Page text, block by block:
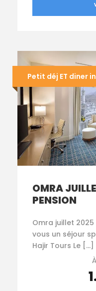
Petit déj ET diner
OMRA
PENSION
Omra juillet
vous un séjour
Hajir Tours Le […]